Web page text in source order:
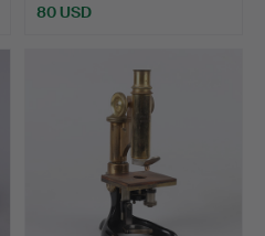
80 USD